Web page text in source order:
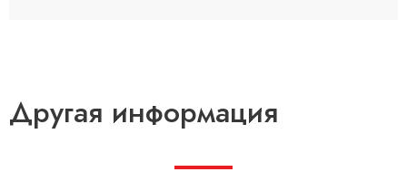
Другая информация